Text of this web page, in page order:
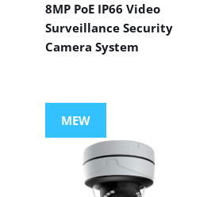
8MP PoE IP66 Video
Surveillance Security
Camera System
MEW